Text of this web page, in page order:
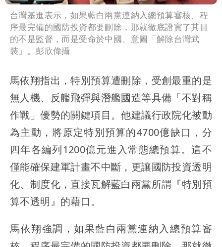
台灣基進表示，如果藍白兩黨連納入總預算審核、程
序最完備的國防投資都要刪除，那就徹底證實了其目
的不是監督，而是受命於中國、意圖「解除台灣武
裝」。彭欣偉攝
馬依翔指出，特別預算遭刪除，受創最重的是
無人機、反艦飛彈與潛艦國造等具備「不對稱
作戰」優勢的關鍵項目。他建議行政院化被動
為主動，將原定特別預算的4700億缺口，分
四年各編列1200億元進入常態總預算。這不
僅能確保建軍計畫不中斷，更讓國防投資透明
化、制度化，直接瓦解藍白兩黨所謂『特別預
算不透明』的藉口。
馬依翔強調，如果藍白兩黨連納入總預算審